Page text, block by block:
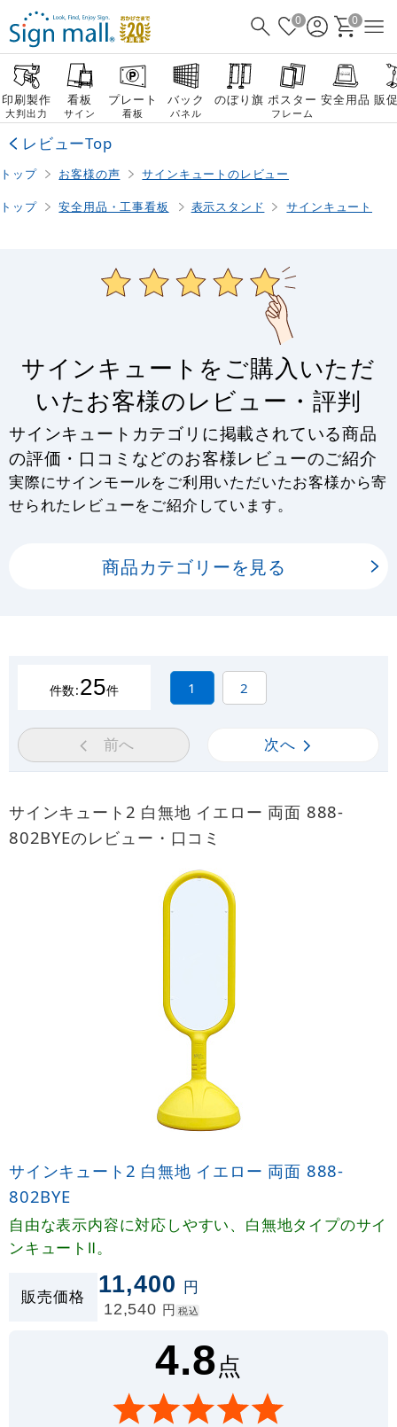
0 0
印刷製作
大判出力
看板
サイン
プレート
看板
バック
パネル
のぼり旗 ポスター
フレーム
安全用品 販
レビューTop
トップ お客様の声 サインキュートのレビュー
トップ 安全用品・工事看板 表示スタンド サインキュート
サインキュートをご購入いただ
いたお客様のレビュー・評判
サインキュートカテゴリに掲載されている商品
の評価・口コミなどのお客様レビューのご紹介
実際にサインモールをご利用いただいたお客様から寄
せられたレビューをご紹介しています。
商品カテゴリーを見る
件数:25件 1 2
前へ 次へ
サインキュート2 白無地 イエロー 両面 888-
802BYEのレビュー・口コミ
サインキュート2 白無地 イエロー 両面 888-
802BYE
自由な表示内容に対応しやすい、白無地タイプのサイ
ンキュートⅡ。
販売価格 11,400 円
12,540 円 税込
4.8点